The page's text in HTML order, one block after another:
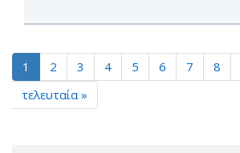
1 2 3 4 5 6 7 8
τελευταία »